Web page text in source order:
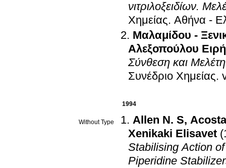
νιτριλοξειδίων.
Χημείας. Αθήνα -
Μαλαμίδου -
Αλεξοπούλου
Σύνθεση και
Συνέδριο Χημείας.
1994
Without Type Allen N. S,
Xenikaki Elisavet
Stabilising Action
Piperidine